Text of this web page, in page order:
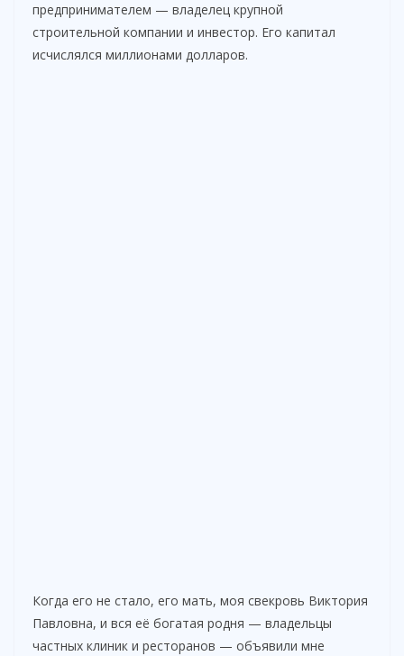
предпринимателем — владелец крупной
строительной компании и инвестор. Его капитал
исчислялся миллионами долларов.
Когда его не стало, его мать, моя свекровь Виктория
Павловна, и вся её богатая родня — владельцы
частных клиник и ресторанов — объявили мне